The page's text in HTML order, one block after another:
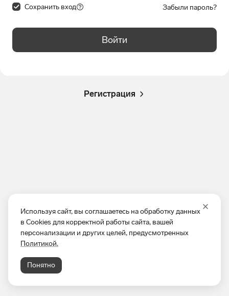
Используя сайт, вы соглашаетесь на обработку данных
в Cookies для корректной работы сайта, вашей
персонализации и других целей, предусмотренных
Политикой.
Понятно
Сохранить вход Забыли пароль?
Войти
Регистрация